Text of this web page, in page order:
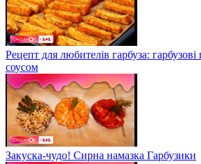
Рецепт для любителів гарбуза:
соусом
Закуска-чудо! Сирна намазка Гарбузики